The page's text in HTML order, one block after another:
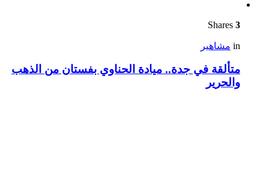
3
in مشاهير
متألقة في جدة.. ميادة الحناوي بفستان من الذهب
والحرير